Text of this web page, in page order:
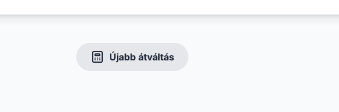
Újabb átváltás